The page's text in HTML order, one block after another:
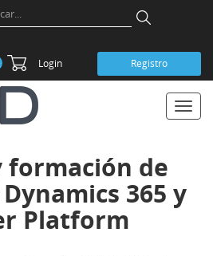
Login Registro
formación de
365 y
Platform